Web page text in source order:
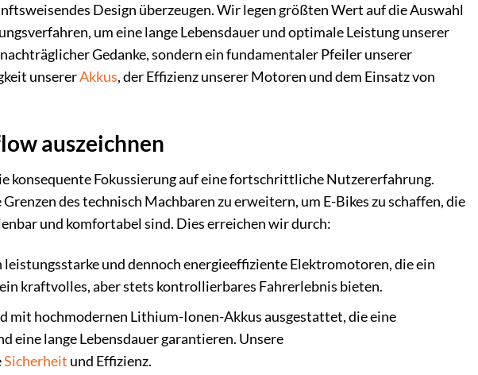
Design überzeugen. Wir legen größten Wert auf die Auswahl
um eine lange Lebensdauer und optimale Leistung unserer
Gedanke, sondern ein fundamentaler Pfeiler unserer
unsererAkkus, der Effizienz unserer Motoren und dem Einsatz von
auszeichnen
konsequente Fokussierung auf eine fortschrittliche Nutzererfahrung.
des technisch Machbaren zu erweitern, um E-Bikes zu schaffen, die
und komfortabel sind. Dies erreichen wir durch:
und dennoch energieeffiziente Elektromotoren, die ein
kraftvolles, aber stets kontrollierbares Fahrerlebnis bieten.
mit hochmodernen Lithium-Ionen-Akkus ausgestattet, die eine
eine lange Lebensdauer garantieren. Unsere
Sicherheit und Effizienz.